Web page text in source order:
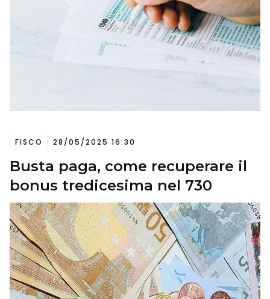
FISCO 28/05/2025 16:30
Busta paga, come recuperare il
bonus tredicesima nel 730